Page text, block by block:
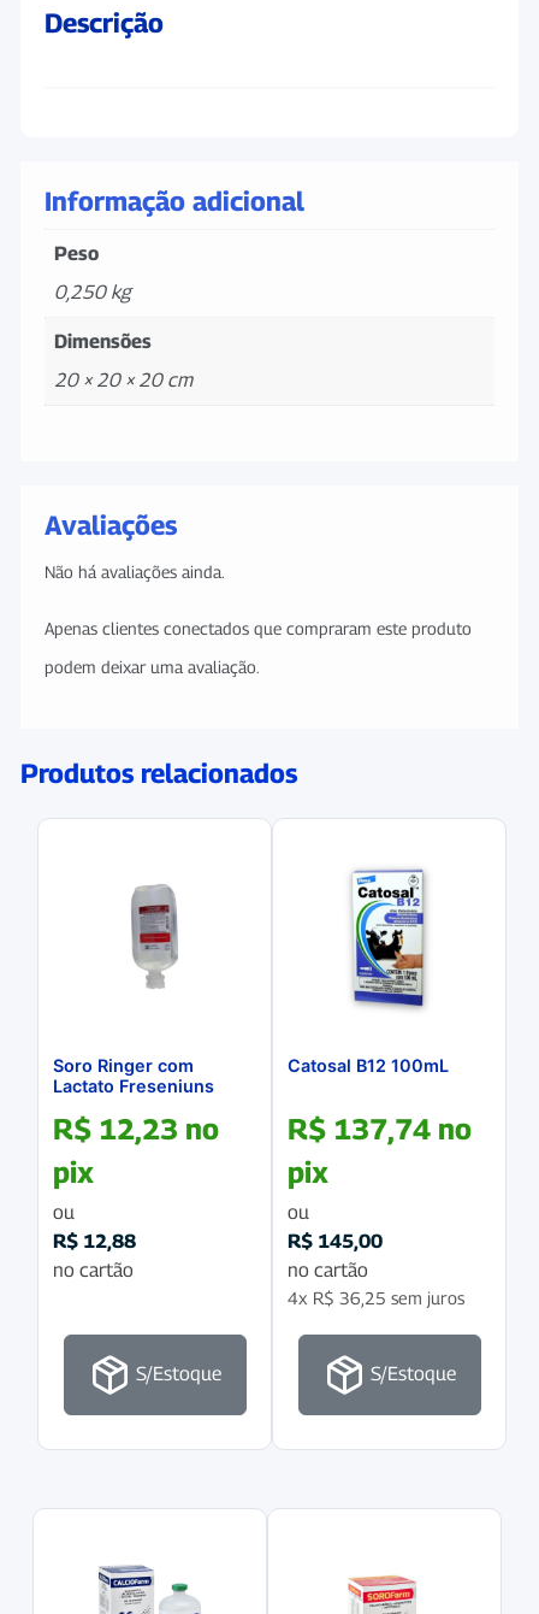
Descrição
Informação adicional
Peso
0,250 kg
Dimensões
20 × 20 × 20 cm
Avaliações
Não há avaliações ainda.
Apenas clientes conectados que compraram este produto
podem deixar uma avaliação.
Produtos relacionados
Soro Ringer com
Lactato Freseniuns
R$ 12,23 no
pix
ou
R$ 12,88
no cartão
S/Estoque
Catosal B12 100mL
R$ 137,74 no
pix
ou
R$ 145,00
no cartão
4x R$ 36,25 sem juros
S/Estoque